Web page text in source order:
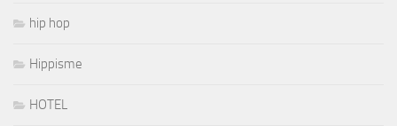
hip hop
Hippisme
HOTEL